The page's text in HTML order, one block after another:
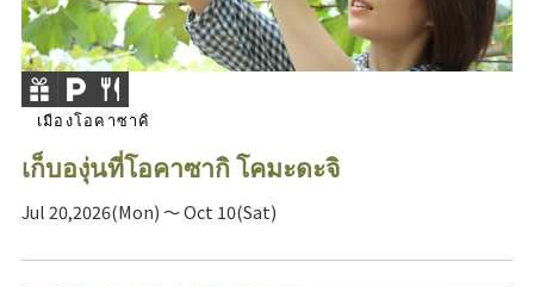
เมืองโอคาซาคิ
เก็บองุ่นที่โอคาซากิ โคมะดะจิ
Jul 20,2026(Mon) ～ Oct 10(Sat)